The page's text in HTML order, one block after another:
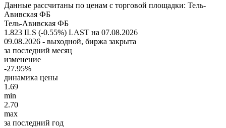
Данные рассчитаны по ценам с торговой площадки: Тель-
Авивская ФБ
Тель-Авивская ФБ
1.823 ILS (-0.55%) LAST на 07.08.2026
09.08.2026 - выходной, биржа закрыта
за последний месяц
изменение
-27.95%
динамика цены
1.69
min
2.70
max
за последний год